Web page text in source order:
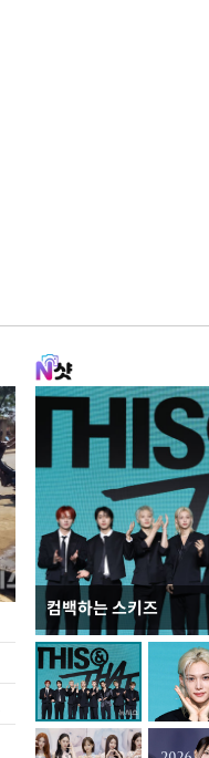
컴백하는 스키즈
지석천 뒤덮은 개구리